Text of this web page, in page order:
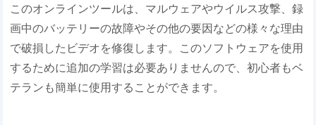
このオンラインツールは、マルウェアやウイルス攻撃、録
画中のバッテリーの故障やその他の要因などの様々な理由
で破損したビデオを修復します。このソフトウェアを使用
するために追加の学習は必要ありませんので、初心者もベ
テランも簡単に使用することができます。